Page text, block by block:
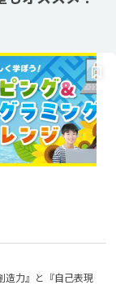
造力』と『自己表現